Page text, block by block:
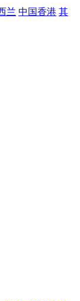
兰 中国香港 其